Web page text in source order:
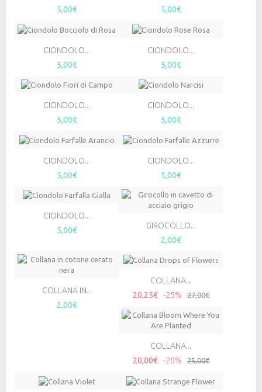
5,00€ 5,00€
CIONDOLO...
5,00€
CIONDOLO...
5,00€
CIONDOLO...
5,00€
CIONDOLO...
5,00€
CIONDOLO...
5,00€
CIONDOLO...
5,00€
CIONDOLO...
5,00€
GIROCOLLO...
2,00€
COLLANA IN...
2,00€
COLLANA...
20,25€ -25% 27,00€
COLLANA...
20,00€ -20% 25,00€